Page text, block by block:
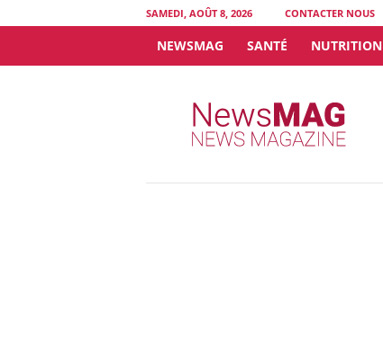
SAMEDI, AOÛT 8, 2026 CONTACTER NOUS
NEWSMAG SANTÉ NUTRITION